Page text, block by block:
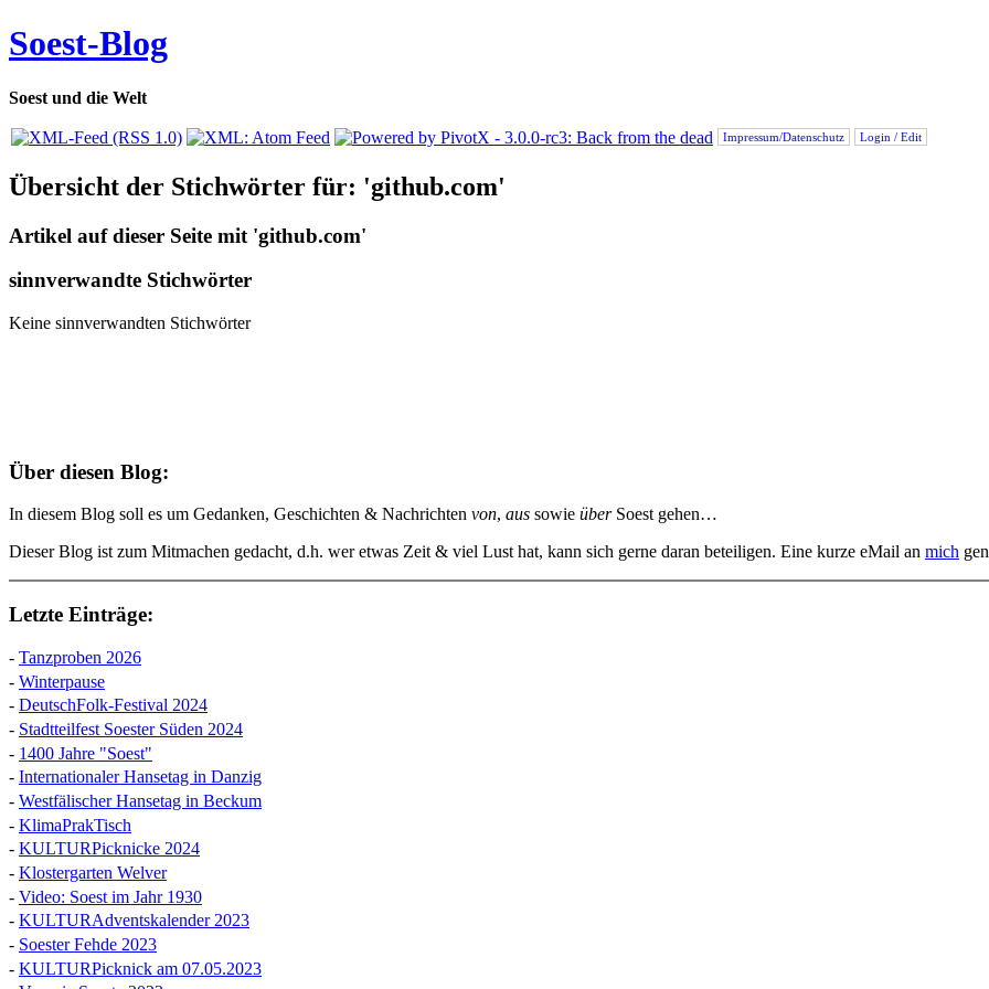
Soest-Blog
Soest und die Welt
Impressum/Datenschutz Login / Edit
Übersicht der Stichwörter für: 'github.com'
Artikel auf dieser Seite mit 'github.com'
sinnverwandte Stichwörter
Keine sinnverwandten Stichwörter
Über diesen Blog:
In diesem Blog soll es um Gedanken, Geschichten & Nachrichten von, aus sowie überSoest gehen…
Dieser Blog ist zum Mitmachen gedacht, d.h. wer etwas Zeit & viel Lust hat, kann sich gerne daran beteiligen. Eine kurze eMail an mich
Letzte Einträge:
- Tanzproben 2026
- Winterpause
- DeutschFolk-Festival 2024
- Stadtteilfest Soester Süden 2024
- 1400 Jahre "Soest"
- Internationaler Hansetag in Danzig
- Westfälischer Hansetag in Beckum
- KlimaPrakTisch
- KULTURPicknicke 2024
- Klostergarten Welver
- Video: Soest im Jahr 1930
- KULTURAdventskalender 2023
- Soester Fehde 2023
- KULTURPicknick am 07.05.2023